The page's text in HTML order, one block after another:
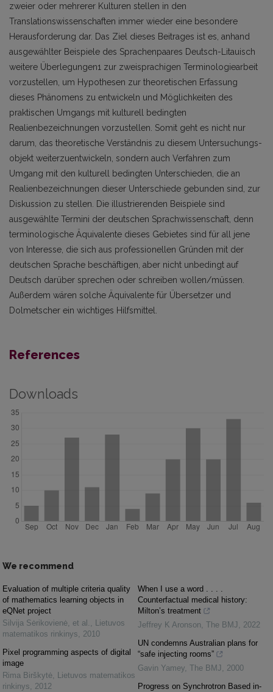
zweier oder mehrerer Kulturen stellen in den
Translationswissenschaften immer wieder eine besondere
Herausforderung dar. Das Ziel dieses Beitrages ist es, anhand
ausgewählter Bei­spiele des Sprachenpaares Deutsch-Litauisch
weitere Überlegungen1 zur zwei­sprachigen Terminologiearbeit
vorzustellen, um Hypothesen zur theoretischen Erfassung
dieses Phänomens zu entwickeln und Möglichkeiten des
praktischen Umgangs mit kulturell bedingten
Realienbezeichnungen vorzustellen. Somit geht es nicht nur
darum, das theoretische Verständnis zu diesem Untersuchungs­
objekt weiterzuentwickeln, sondern auch Verfahren zum
Umgang mit den kul­turell bedingten Unterschieden, die an
Realienbezeichnungen dieser Unterschie­de gebunden sind, zur
Diskussion zu stellen. Die illustrierenden Beispiele sind
ausgewählte Termini der deutschen Sprachwissenschaft, denn
terminologische Äquivalente dieses Gebietes sind für all jene
von Interesse, die sich aus professionellen Gründen mit der
deutschen Sprache beschäftigen, aber nicht unbedingt auf
Deutsch darüber sprechen oder schreiben wollen/müssen.
Außerdem wären solche Äquivalente für Übersetzer und
Dolmetscher ein wichtiges Hilfsmittel.
References
Downloads
We recommend
Evaluation of multiple criteria quality
of mathematics learning objects in
eQNet project
Silvija Sėrikovienė, et al. , Lietuvos
matematikos rinkinys, 2010
Pixel programming aspects of digital
image
Rima Birškytė, Lietuvos matematikos
rinkinys, 2012
When I use a word . . . .
Counterfactual medical history:
Milton’s treatment
Jeffrey K Aronson, The BMJ, 2022
UN condemns Australian plans for
“safe injecting rooms”
Gavin Yamey, The BMJ, 2000
Progress on Synchrotron Based in-